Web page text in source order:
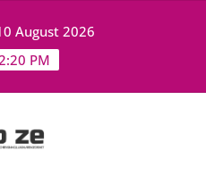
August 2026
PM